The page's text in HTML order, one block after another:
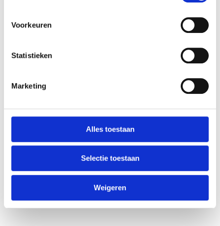
Voorkeuren
Statistieken
Marketing
Alles toestaan
Selectie toestaan
Weigeren
€
Venco 1kg
Drop 200
€2,98